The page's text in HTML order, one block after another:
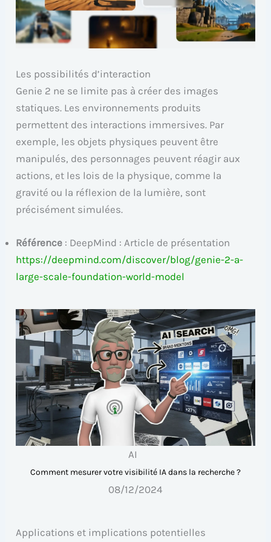
Les possibilités d’interaction
Genie 2 ne se limite pas à créer des images
statiques. Les environnements produits
permettent des interactions immersives. Par
exemple, les objets physiques peuvent être
manipulés, des personnages peuvent réagir aux
actions, et les lois de la physique, comme la
gravité ou la réflexion de la lumière, sont
précisément simulées.
Référence : DeepMind : Article de présentation
https://deepmind.com/discover/blog/genie-2-a-
large-scale-foundation-world-model
AI
Comment mesurer votre visibilité IA dans la recherche ?
08/12/2024
Applications et implications potentielles